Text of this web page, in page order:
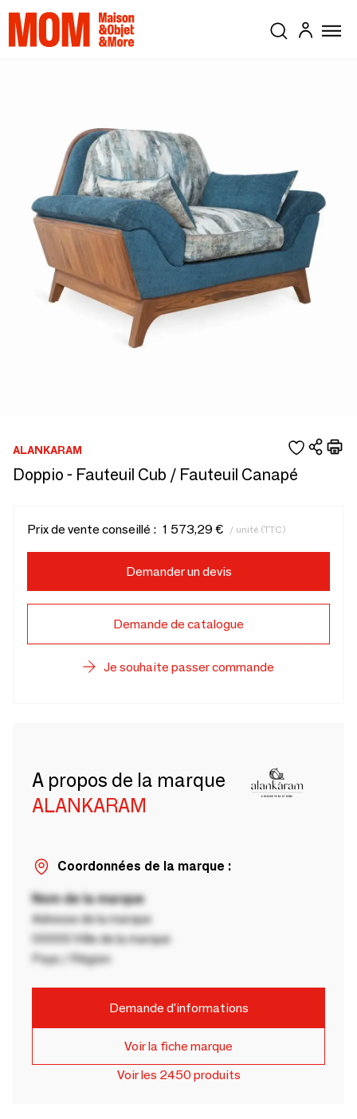
ALANKARAM
Doppio - Fauteuil Cub / Fauteuil Canapé
Prix de vente conseillé : 1 573,29 € / unité (TTC)
Demander un devis
Demande de catalogue
Je souhaite passer commande
A propos de la marque
ALANKARAM
Coordonnées de la marque :
Nom de la marque
Adresse de la marque
00000 Ville de la marque
Pays / Région
Demande d'informations
Voir la fiche marque
Voir les 2450 produits